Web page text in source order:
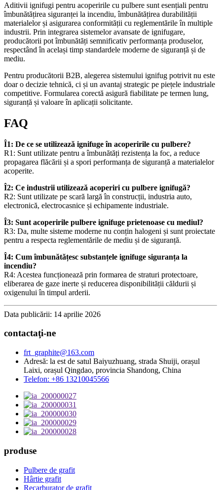
Aditivii ignifugi pentru acoperirile cu pulbere sunt esențiali pentru
îmbunătățirea siguranței la incendiu, îmbunătățirea durabilității
materialelor și asigurarea conformității cu reglementările în multiple
industrii. Prin integrarea sistemelor avansate de ignifugare,
producătorii pot îmbunătăți semnificativ performanța produselor,
respectând în același timp standardele moderne de siguranță și de
mediu.
Pentru producătorii B2B, alegerea sistemului ignifug potrivit nu este
doar o decizie tehnică, ci și un avantaj strategic pe piețele industriale
competitive. Formularea corectă asigură fiabilitate pe termen lung,
siguranță și valoare în aplicații solicitante.
FAQ
Î1: De ce se utilizează ignifuge în acoperirile cu pulbere?
R1: Sunt utilizate pentru a îmbunătăți rezistența la foc, a reduce
propagarea flăcării și a spori performanța de siguranță a materialelor
acoperite.
Î2: Ce industrii utilizează acoperiri cu pulbere ignifugă?
R2: Sunt utilizate pe scară largă în construcții, industria auto,
electronică, electrocasnice și echipamente industriale.
Î3: Sunt acoperirile pulbere ignifuge prietenoase cu mediul?
R3: Da, multe sisteme moderne nu conțin halogeni și sunt proiectate
pentru a respecta reglementările de mediu și de siguranță.
Î4: Cum îmbunătățesc substanțele ignifuge siguranța la
incendiu?
R4: Acestea funcționează prin formarea de straturi protectoare,
eliberarea de gaze inerte și reducerea disponibilității căldurii și
oxigenului în timpul arderii.
Data publicării: 14 aprilie 2026
contactaţi-ne
frt_graphite@163.com
Adresă: la est de satul Baiyuzhuang, strada Shuiji, orașul
Laixi, orașul Qingdao, provincia Shandong, China
Telefon: +86 13210045566
produse
Pulbere de grafit
Hârtie grafit
Recarburator de grafit